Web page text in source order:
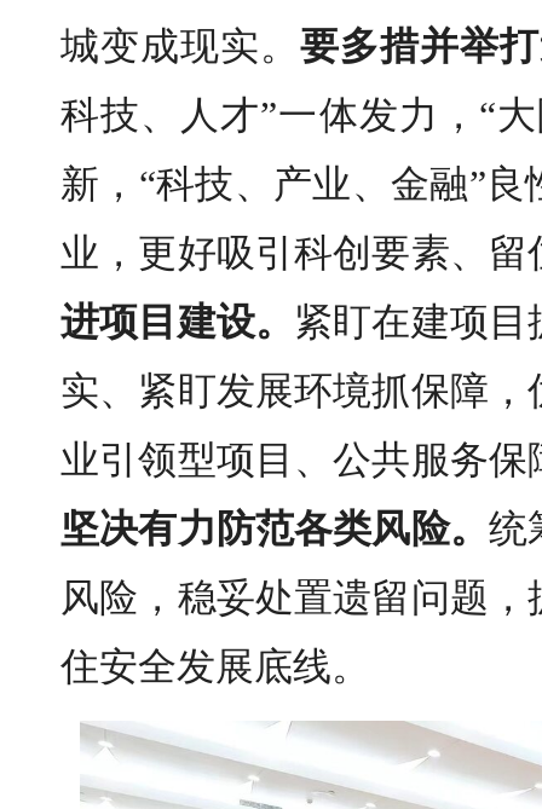
城变成现实。 要多措并举
科技、人才”一体发力，“
新，“科技、产业、金融”良
业， 更好吸引科创要素、留
进项目建设。 紧盯在建项
实、紧盯发展环境抓保障
业引领型项目、公共服务
坚决有力防范各类风险。 统
风险 ，稳妥处置遗留问题，
住安全发展底线。